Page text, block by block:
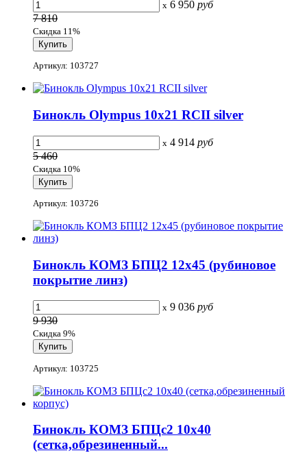
x 6 950 руб
7 810
Скидка 11%
Артикул: 103727
Бинокль Olympus 10x21 RCII silver
x 4 914 руб
5 460
Скидка 10%
Артикул: 103726
Бинокль КОМЗ БПЦ2 12x45 (рубиновое
покрытие линз)
x 9 036 руб
9 930
Скидка 9%
Артикул: 103725
Бинокль КОМЗ БПЦс2 10x40
(сетка,обрезиненный...